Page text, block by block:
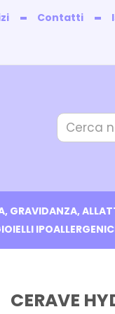
Contatti
Cerca
Prodotto
GRAVIDANZA,
CERAVE